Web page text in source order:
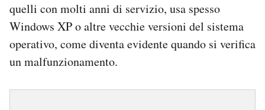
quelli con molti anni di servizio, usa spesso
Windows XP o altre vecchie versioni del sistema
operativo, come diventa evidente quando si verifica
un malfunzionamento.